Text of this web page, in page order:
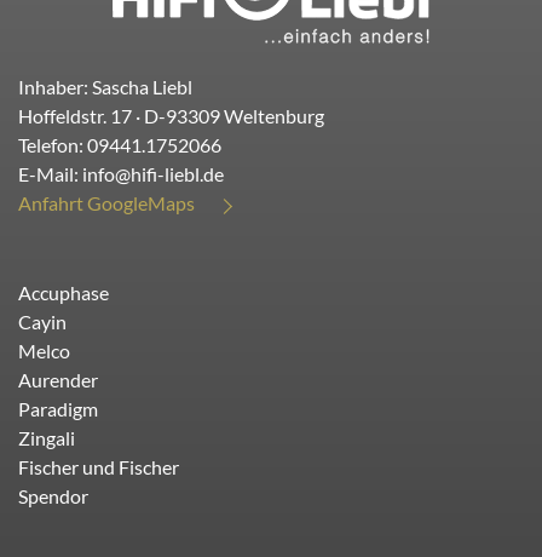
Inhaber: Sascha Liebl
Hoffeldstr. 17 · D-93309Weltenburg
Telefon: 09441.1752066
E-Mail: info@hifi-liebl.de
Anfahrt GoogleMaps
Accuphase
Cayin
Melco
Aurender
Paradigm
Zingali
Fischer und Fischer
Spendor